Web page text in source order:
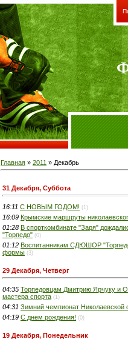
Главная » 2011 » Декабрь
31 Декабря, Суббота
16:11 С НОВЫМ ГОДОМ! (1)
16:09 Крымские маршруты
01:28 В спорткомбинате "Заря"
"Торпедо" (0)
01:12 Воспитанникам СДЮШОР
формы (3)
29 Декабря, Четверг
04:35 Торпедовцам Дмитрию Ярчуку и
мастера спорта (1)
04:31 Зимний чемпионат Николаевской
04:19 С днем рождения! (0)
19 Декабря, Понедельник